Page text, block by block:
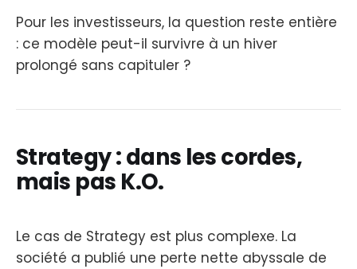
Pour les investisseurs, la question reste entière
: ce modèle peut-il survivre à un hiver
prolongé sans capituler ?
Strategy : dans les cordes,
mais pas K.O.
Le cas de Strategy est plus complexe. La
société a publié une perte nette abyssale de